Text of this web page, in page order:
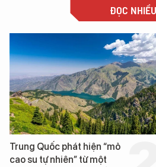
ĐỌC NHIỀU
EVN đã buộc thôi việc 3
lãnh đạo ngành điện